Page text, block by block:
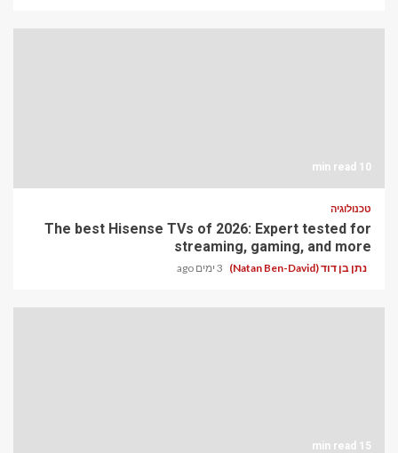
10 min read
טכנולוגיה
The best Hisense TVs of 2026: Expert tested for
streaming, gaming, and more
נתן בן דוד (Natan Ben-David) 3 ימים ago
15 min read